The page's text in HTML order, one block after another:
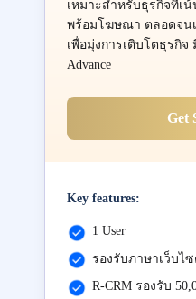
เหมาะสำหรับธุรกิจที่เ
พร้อมโฆษณา ตลอดจน
เพื่อมุ่งการเติบโตธุรกิจ
Advance
Get
Key features:
1 User
รองรับภาษาเว็บไ
R-CRM รองรับ